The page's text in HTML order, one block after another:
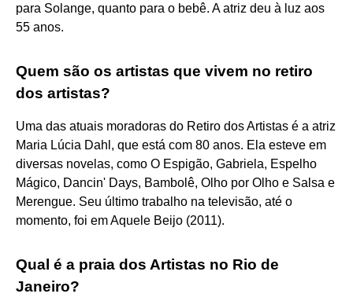
para Solange, quanto para o bebê. A atriz deu à luz aos
55 anos.
Quem são os artistas que vivem no retiro
dos artistas?
Uma das atuais moradoras do Retiro dos Artistas é a atriz
Maria Lúcia Dahl, que está com 80 anos. Ela esteve em
diversas novelas, como O Espigão, Gabriela, Espelho
Mágico, Dancin' Days, Bambolê, Olho por Olho e Salsa e
Merengue. Seu último trabalho na televisão, até o
momento, foi em Aquele Beijo (2011).
Qual é a praia dos Artistas no Rio de
Janeiro?